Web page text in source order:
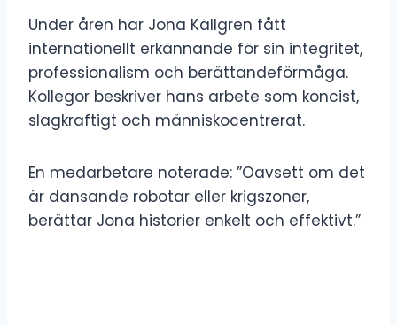
Under åren har Jona Källgren fått
internationellt erkännande för sin integritet,
professionalism och berättandeförmåga.
Kollegor beskriver hans arbete som koncist,
slagkraftigt och människocentrerat.
En medarbetare noterade: ”Oavsett om det
är dansande robotar eller krigszoner,
berättar Jona historier enkelt och effektivt.”